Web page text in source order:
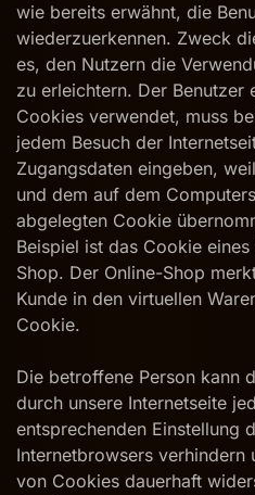
wie bereits erwähnt, die
wiederzuerkennen. Zweck
es, den Nutzern die
zu erleichtern. Der Benutzer
Cookies verwendet, muss
jedem Besuch der
Zugangsdaten eingeben,
und dem auf dem
abgelegten Cookie
Beispiel ist das Cookie
Shop. Der Online-Shop
Kunde in den virtuellen
Cookie.
Die betroffene Person kann
durch unsere Internetseite
entsprechenden Einstellung
Internetbrowsers verhindern
von Cookies dauerhaft